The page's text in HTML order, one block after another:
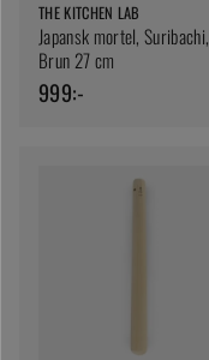
THE KITCHEN LAB
Japansk mortel, Suribachi,
Brun 27 cm
999:-